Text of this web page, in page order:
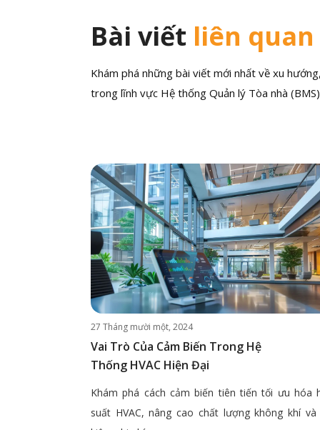
Bài viết liên quan
Khám phá những bài viết mới nhất về xu
trong lĩnh vực Hệ thống Quản lý Tòa nhà
27 Tháng mười một, 2024
Vai Trò Của Cảm Biến Trong Hệ
Thống HVAC Hiện Đại
Khám phá cách cảm biến tiên tiến tối ưu hóa
suất HVAC, nâng cao chất lượng không khí